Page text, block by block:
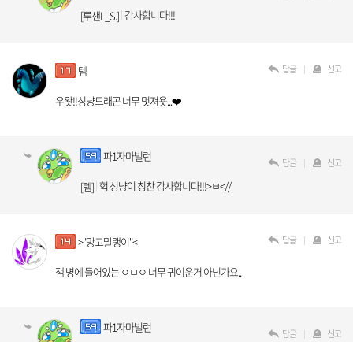
[루샌L_S.] 감사합니다!!!
템
우왓!!성냥드래곤 너무 멋져욧...❤️
답글 신고
파1자마빌런
[템] 헉 성냥이 칭찬 감사합니다!!!>ㅂ<//
답글 신고
>"망고말랭이"<
잼 병에 들어있는 ㅇㅁㅇ 너무 귀여운거 아닌가요..
답글 신고
파1자마빌런 답글 신고